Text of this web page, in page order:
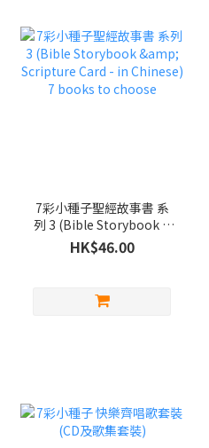
7彩小種子聖經故事書 系
列 3 (Bible Storybook &
Scripture Card - in
Chinese) 7 books to
HK$46.00